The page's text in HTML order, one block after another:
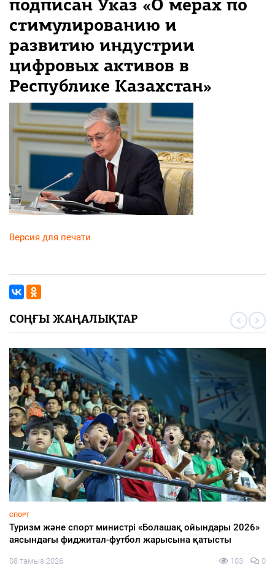
подписан Указ «О мерах по
стимулированию и
развитию индустрии
цифровых активов в
Республике Казахстан»
Версия для печати
СОҢҒЫ ЖАҢАЛЫҚТАР
СПОРТ
Туризм және спорт министрі «Болашақ ойындары 2026»
аясындағы фиджитал-футбол жарысына қатысты
08 тамыз 2026 103 0